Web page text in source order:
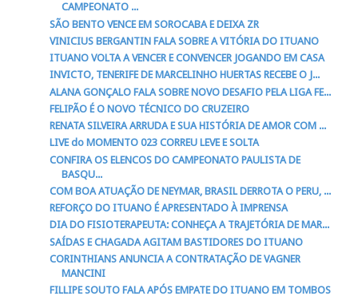
CAMPEONATO ...
SÃO BENTO VENCE EM SOROCABA E DEIXA ZR
VINICIUS BERGANTIN FALA SOBRE A VITÓRIA DO ITUANO
ITUANO VOLTA A VENCER E CONVENCER JOGANDO EM CASA
INVICTO, TENERIFE DE MARCELINHO HUERTAS RECEBE O J...
ALANA GONÇALO FALA SOBRE NOVO DESAFIO PELA LIGA FE...
FELIPÃO É O NOVO TÉCNICO DO CRUZEIRO
RENATA SILVEIRA ARRUDA E SUA HISTÓRIA DE AMOR COM ...
LIVE do MOMENTO 023 CORREU LEVE E SOLTA
CONFIRA OS ELENCOS DO CAMPEONATO PAULISTA DE
BASQU...
COM BOA ATUAÇÃO DE NEYMAR, BRASIL DERROTA O PERU, ...
REFORÇO DO ITUANO É APRESENTADO À IMPRENSA
DIA DO FISIOTERAPEUTA: CONHEÇA A TRAJETÓRIA DE MAR...
SAÍDAS E CHAGADA AGITAM BASTIDORES DO ITUANO
CORINTHIANS ANUNCIA A CONTRATAÇÃO DE VAGNER
MANCINI
FILLIPE SOUTO FALA APÓS EMPATE DO ITUANO EM TOMBOS